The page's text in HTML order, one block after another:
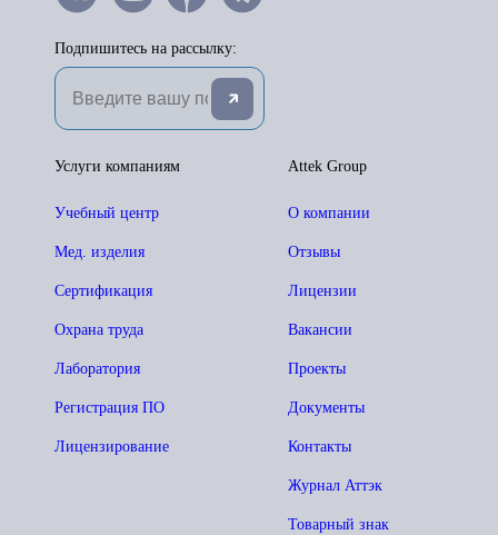
Подпишитесь на рассылку:
Attek Group
О компании
Отзывы
Лицензии
Вакансии
Проекты
Документы
Контакты
Журнал Аттэк
Товарный знак
Услуги компаниям
Учебный центр
Мед. изделия
Сертификация
Охрана труда
Лаборатория
Регистрация ПО
Лицензирование